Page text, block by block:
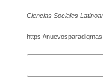
Ciencias Sociales
https://